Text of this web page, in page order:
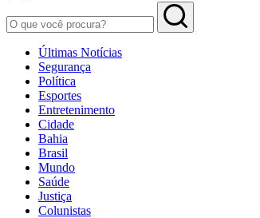
Últimas Notícias
Segurança
Política
Esportes
Entretenimento
Cidade
Bahia
Brasil
Mundo
Saúde
Justiça
Colunistas